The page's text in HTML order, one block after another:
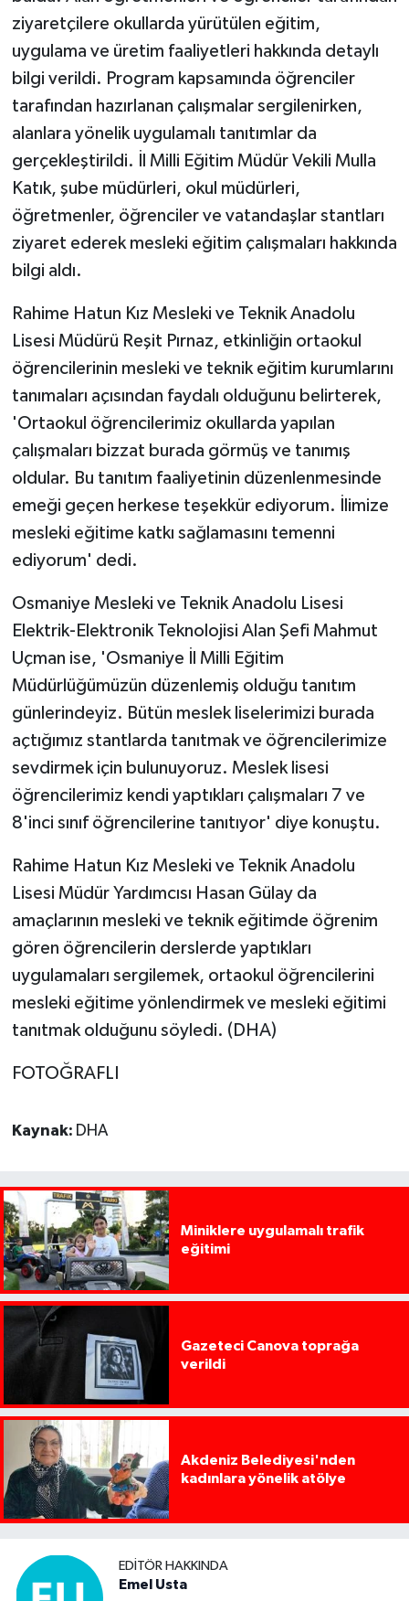
ziyaretçilere okullarda yürütülen eğitim,
uygulama ve üretim faaliyetleri hakkında detaylı
bilgi verildi. Program kapsamında öğrenciler
tarafından hazırlanan çalışmalar sergilenirken,
alanlara yönelik uygulamalı tanıtımlar da
gerçekleştirildi. İl Milli Eğitim Müdür Vekili Mulla
Katık, şube müdürleri, okul müdürleri,
öğretmenler, öğrenciler ve vatandaşlar stantları
ziyaret ederek mesleki eğitim çalışmaları hakkında
bilgi aldı.
Rahime Hatun Kız Mesleki ve Teknik Anadolu
Lisesi Müdürü Reşit Pırnaz, etkinliğin ortaokul
öğrencilerinin mesleki ve teknik eğitim kurumlarını
tanımaları açısından faydalı olduğunu belirterek,
'Ortaokul öğrencilerimiz okullarda yapılan
çalışmaları bizzat burada görmüş ve tanımış
oldular. Bu tanıtım faaliyetinin düzenlenmesinde
emeği geçen herkese teşekkür ediyorum. İlimize
mesleki eğitime katkı sağlamasını temenni
ediyorum' dedi.
Osmaniye Mesleki ve Teknik Anadolu Lisesi
Elektrik-Elektronik Teknolojisi Alan Şefi Mahmut
Uçman ise, 'Osmaniye İl Milli Eğitim
Müdürlüğümüzün düzenlemiş olduğu tanıtım
günlerindeyiz. Bütün meslek liselerimizi burada
açtığımız stantlarda tanıtmak ve öğrencilerimize
sevdirmek için bulunuyoruz. Meslek lisesi
öğrencilerimiz kendi yaptıkları çalışmaları 7 ve
8'inci sınıf öğrencilerine tanıtıyor' diye konuştu.
Rahime Hatun Kız Mesleki ve Teknik Anadolu
Lisesi Müdür Yardımcısı Hasan Gülay da
amaçlarının mesleki ve teknik eğitimde öğrenim
gören öğrencilerin derslerde yaptıkları
uygulamaları sergilemek, ortaokul öğrencilerini
mesleki eğitime yönlendirmek ve mesleki eğitimi
tanıtmak olduğunu söyledi. (DHA)
FOTOĞRAFLI
Kaynak: DHA
Miniklere uygulamalı trafik
eğitimi
Gazeteci Canova toprağa
verildi
Akdeniz Belediyesi'nden
kadınlara yönelik atölye
EDITÖR HAKKINDA
Emel Usta